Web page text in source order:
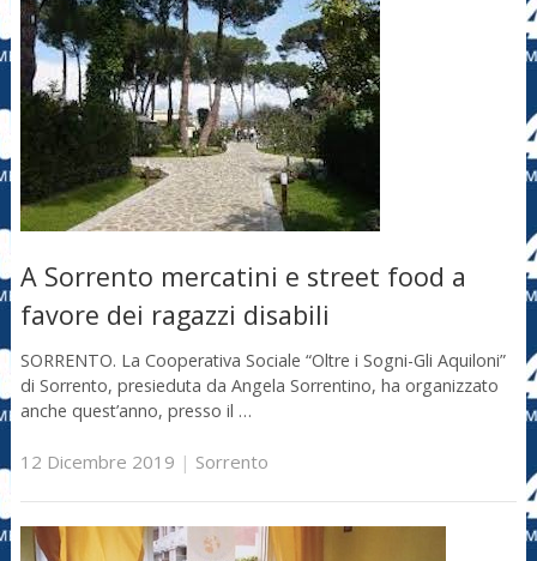
A Sorrento mercatini e street food a
favore dei ragazzi disabili
SORRENTO. La Cooperativa Sociale “Oltre i Sogni-Gli Aquiloni”
di Sorrento, presieduta da Angela Sorrentino, ha organizzato
anche quest’anno, presso il …
12 Dicembre 2019 | Sorrento